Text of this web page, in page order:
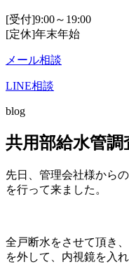
[受付]9:00～19:00
[定休]年末年始
メール相談
LINE相談
blog
共用部給水管調
先日、管理会社様から
を行って来ました。
全戸断水をさせて頂き
を外して、内視鏡を入れ